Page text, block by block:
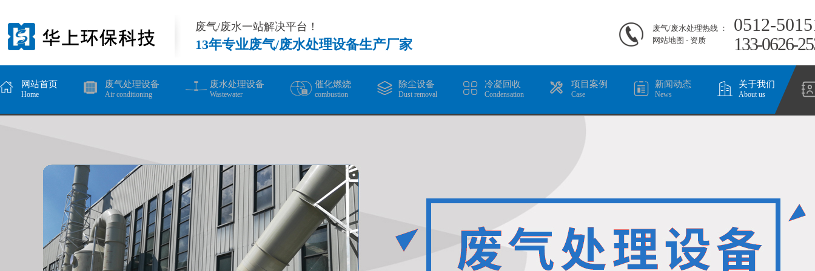
废气/废水一站解决平台！
13年专业废气/废水处理设备生产厂家
废气/废水处理热线 ：
网站地图 - 资质
0512-
133-0626-
网站首页
Home
废气处理设备
Air conditioning
废水处理设备
Wastewater
催化燃烧
combustion
除尘设备
Dust removal
冷凝回收
Condensation
项目案例
Case
新闻动态
News
关于我们
About us